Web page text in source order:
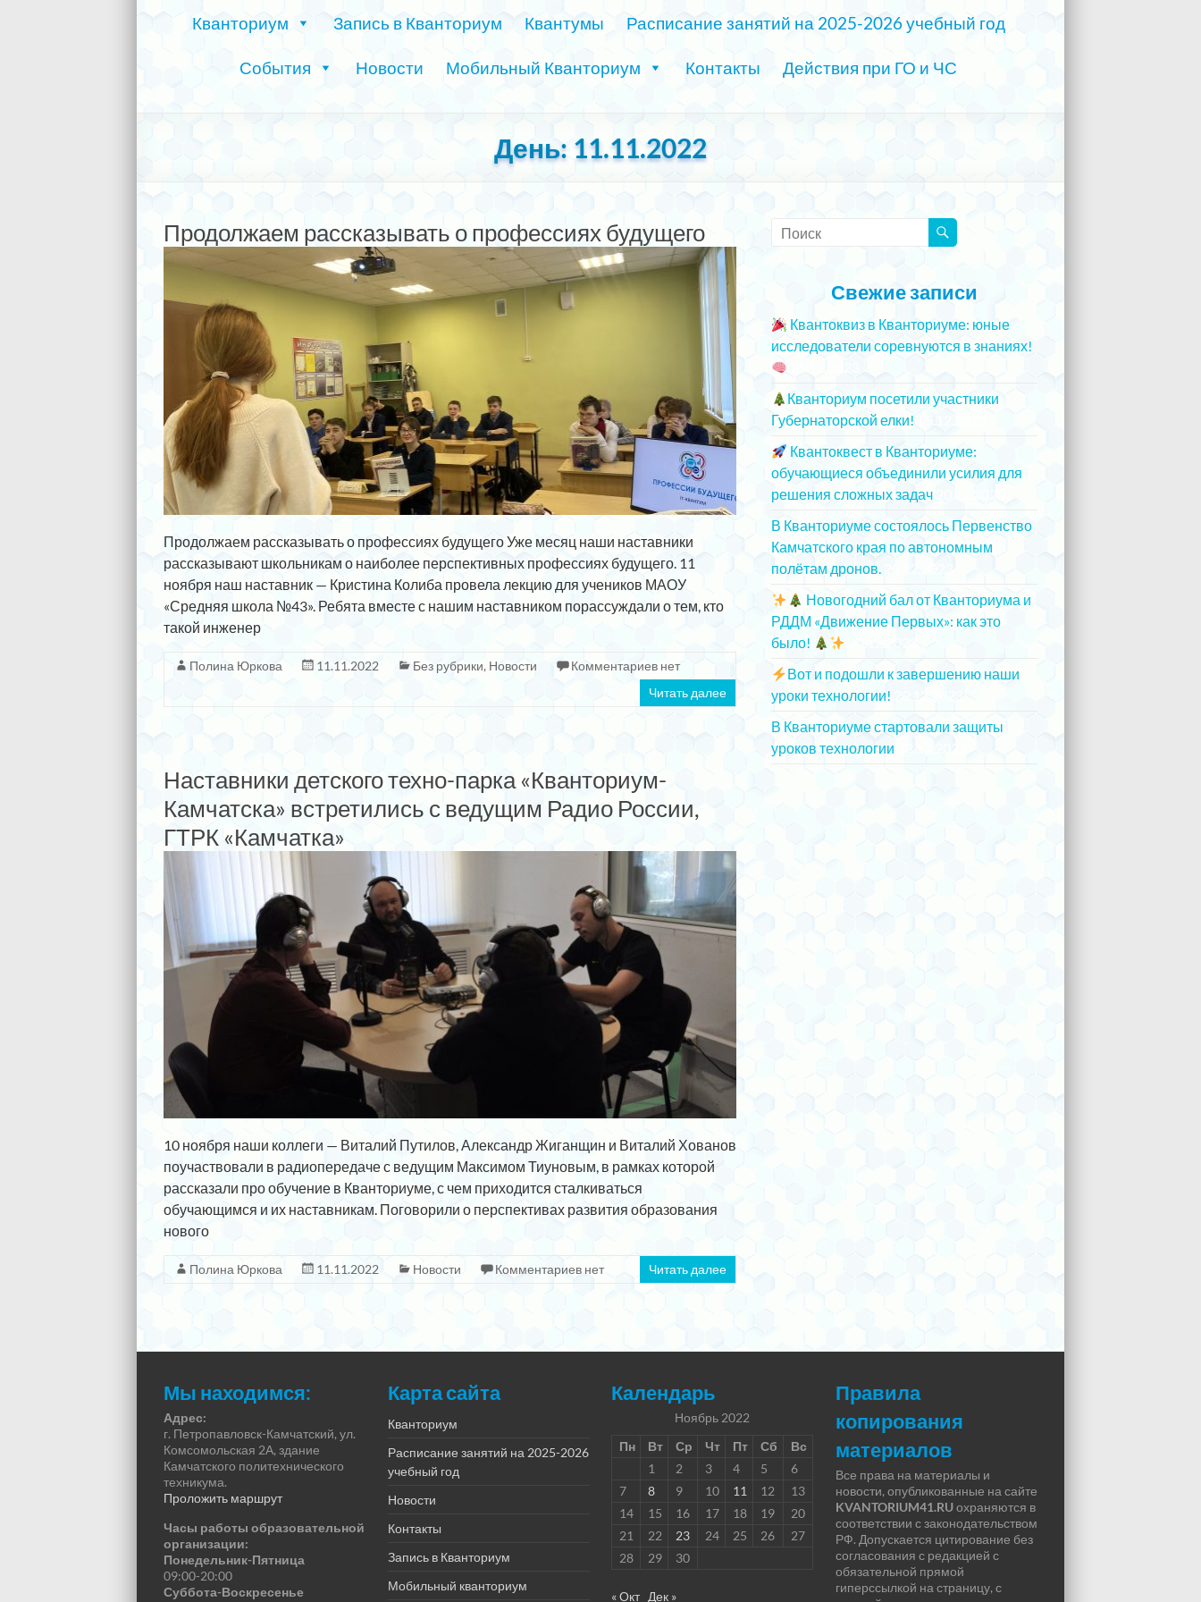
Кванториум Запись в Кванториум Квантумы Расписание занятий на 2025-2026 учебный год
События Новости Мобильный Кванториум Контакты Действия при ГО и ЧС
День: 11.11.2022
Продолжаем рассказывать о профессиях будущего
Продолжаем рассказывать о профессиях будущего Уже месяц наши наставники
рассказывают школьникам о наиболее перспективных профессиях будущего. 11
ноября наш наставник — Кристина Колиба провела лекцию для учеников МАОУ
«Средняя школа №43». Ребята вместе с нашим наставником порассуждали о тем, кто
такой инженер
Полина Юркова 11.11.2022 Без рубрики, Новости
Комментариев нет
Читать далее
Наставники детского техно-парка «Кванториум-
Камчатска» встретились с ведущим Радио России,
ГТРК «Камчатка»
10 ноября наши коллеги — Виталий Путилов, Александр Жиганщин и Виталий Хованов
поучаствовали в радиопередаче с ведущим Максимом Тиуновым, в рамках которой
рассказали про обучение в Кванториуме, с чем приходится сталкиваться
обучающимся и их наставникам. Поговорили о перспективах развития образования
нового
Полина Юркова 11.11.2022 Новости Комментариев нет Читать далее
Свежие записи
Квантоквиз в Кванториуме: юные
исследователи соревнуются в знаниях!
Кванториум посетили участники
Губернаторской елки!
Квантоквест в Кванториуме:
обучающиеся объединили усилия для
решения сложных задач
В Кванториуме состоялось Первенство
Камчатского края по автономным
полётам дронов.
Новогодний бал от Кванториума и
РДДМ «Движение Первых»: как это
было!
Вот и подошли к завершению наши
уроки технологии!
В Кванториуме стартовали защиты
уроков технологии
Мы находимся:
Адрес:
г. Петропавловск-Камчатский, ул.
Комсомольская 2А, здание
Камчатского политехнического
техникума.
Проложить маршрут
Часы работы образовательной
организации:
Понедельник-Пятница
09:00-20:00
Суббота-Воскресенье
Карта сайта
Кванториум
Расписание занятий на 2025-2026
учебный год
Новости
Контакты
Запись в Кванториум
Мобильный кванториум
Календарь
Ноябрь 2022
Пн
Вт Ср Чт Пт Сб
Вс
1
2 3 4 5
6
7
8 9 10 11 12
13
14
15 16 17 18 19
20
21
22 23 24 25 26
27
28
29 30
« Окт Дек »
Правила
копирования
материалов
Все права на материалы и
новости, опубликованные на сайте
KVANTORIUM41.RUохраняются в
соответствии с законодательством
РФ. Допускается цитирование без
согласования с редакцией с
обязательной прямой
гиперссылкой на страницу, с